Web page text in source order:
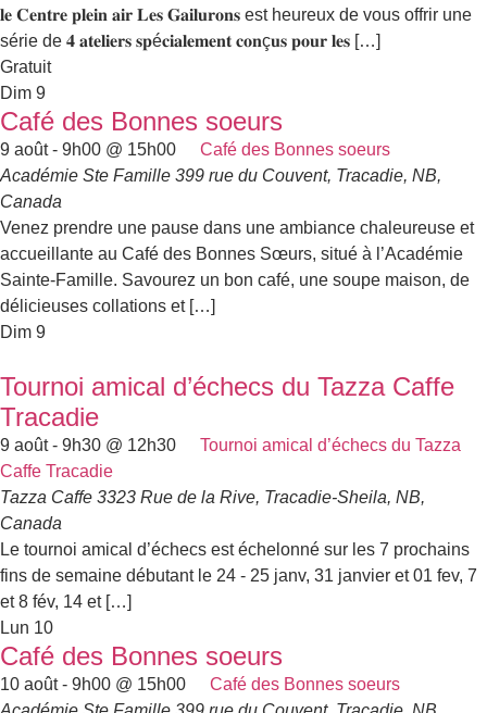
𝐥𝐞 𝐂𝐞𝐧𝐭𝐫𝐞 𝐩𝐥𝐞𝐢𝐧 𝐚𝐢𝐫 𝐋𝐞𝐬 𝐆𝐚𝐢𝐥𝐮𝐫𝐨𝐧𝐬 est heureux de vous offrir une
série de 𝟒 𝐚𝐭𝐞𝐥𝐢𝐞𝐫𝐬 𝐬𝐩é𝐜𝐢𝐚𝐥𝐞𝐦𝐞𝐧𝐭 𝐜𝐨𝐧ç𝐮𝐬 𝐩𝐨𝐮𝐫 𝐥𝐞𝐬 […]
Gratuit
Dim 9
Café des Bonnes soeurs
9 août - 9h00 @ 15h00
Café des Bonnes soeurs
Académie Ste Famille 399 rue du Couvent, Tracadie, NB,
Canada
Venez prendre une pause dans une ambiance chaleureuse et
accueillante au Café des Bonnes Sœurs, situé à l’Académie
Sainte-Famille. Savourez un bon café, une soupe maison, de
délicieuses collations et […]
Dim 9
Tournoi amical d’échecs du Tazza Caffe
Tracadie
9 août - 9h30 @ 12h30
Tournoi amical d’échecs du Tazza
Caffe Tracadie
Tazza Caffe 3323 Rue de la Rive, Tracadie-Sheila, NB,
Canada
Le tournoi amical d’échecs est échelonné sur les 7 prochains
fins de semaine débutant le 24 - 25 janv, 31 janvier et 01 fev, 7
et 8 fév, 14 et […]
Lun 10
Café des Bonnes soeurs
10 août - 9h00 @ 15h00
Café des Bonnes soeurs